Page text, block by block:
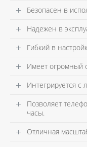
Безопасен в
Надежен в
Гибкий в
Имеет огромный
Интегрируется с
Позволяет
часы.
Отличная